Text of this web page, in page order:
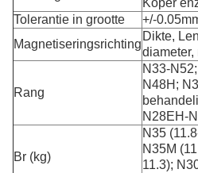
Koper
Tolerantie in grootte
+/-
Magnetiseringsrichting
Dikte,
diameter,
Rang
N33-
N48H;
N28EH-
Br (kg)
N35
N35M
11.3);